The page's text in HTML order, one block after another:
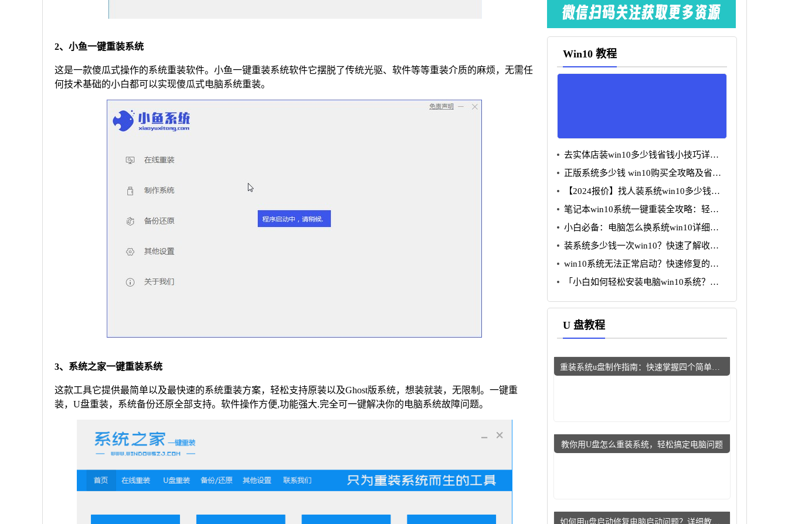
2、小鱼一键重装系统
这是一款傻瓜式操作的系统重装软件。小鱼一键重装系统软件它摆脱了传统光驱、软件等等重装介质的麻烦，无需任
何技术基础的小白都可以实现傻瓜式电脑系统重装。
3、系统之家一键重装系统
这款工具它提供最简单以及最快速的系统重装方案，轻松支持原装以及Ghost版系统，想装就装，无限制。一键重
装，U盘重装，系统备份还原全部支持。软件操作方便,功能强大.完全可一键解决你的电脑系统故障问题。
Win10 教程
去实体店装win10多少钱省钱小技巧详细
分析
技巧分析
省钱攻略一览
笔记本win10系统一键重装全攻略：轻松
搞定小白无忧
小白必备：电脑怎么换系统win10详细图
文教程
装系统多少钱一次win10？快速了解收费
标准与注意事项
win10系统无法正常启动？快速修复的五
个简单步骤
U 盘教程
重装系统u盘制作指南：快速掌握四个简单步骤
教你用U盘怎么重装系统，轻松搞定电脑问题
如何用u盘启动修复电脑启动问题？详细教程指导小白用户